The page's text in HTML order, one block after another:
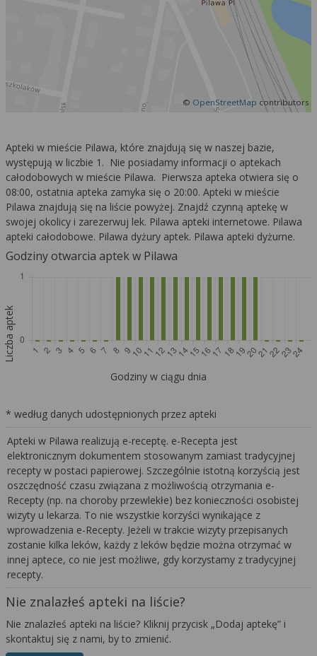
© OpenStreetMap contributors
Apteki w mieście Pilawa, które znajdują się w naszej bazie,
występują w liczbie 1. Nie posiadamy informacji o aptekach
całodobowych w mieście Pilawa. Pierwsza apteka otwiera się o
08:00, ostatnia apteka zamyka się o 20:00. Apteki w mieście
Pilawa znajdują się na liście powyżej. Znajdź czynną aptekę w
swojej okolicy i zarezerwuj lek. Pilawa apteki internetowe. Pilawa
apteki całodobowe. Pilawa dyżury aptek. Pilawa apteki dyżurne.
Godziny otwarcia aptek w Pilawa
Liczba aptek
Godziny w ciągu dnia
* według danych udostępnionych przez apteki
Apteki w Pilawa realizują e-receptę. e-Recepta jest
elektronicznym dokumentem stosowanym zamiast tradycyjnej
recepty w postaci papierowej. Szczególnie istotną korzyścią jest
oszczędność czasu związana z możliwością otrzymania e-
Recepty (np. na choroby przewlekłe) bez konieczności osobistej
wizyty u lekarza. To nie wszystkie korzyści wynikające z
wprowadzenia e-Recepty. Jeżeli w trakcie wizyty przepisanych
zostanie kilka leków, każdy z leków będzie można otrzymać w
innej aptece, co nie jest możliwe, gdy korzystamy z tradycyjnej
recepty.
Nie znalazłeś apteki na liście?
Nie znalazłeś apteki na liście? Kliknij przycisk „Dodaj aptekę” i
skontaktuj się z nami, by to zmienić.
Więcej informacji na temat wykorzystywania
narzędzi zewnętrznych w naszym serwisie